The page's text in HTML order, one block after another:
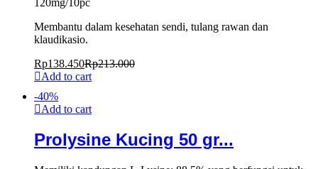
Membantu dalam kesehatan sendi, tulang rawan dan
klaudikasio.
Rp138.450Rp213.000
Add to cart
-40%
Add to cart
Prolysine Kucing 50 gr...